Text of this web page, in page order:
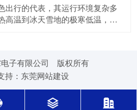
出行的代表，其运行环境复杂多
高温到冰天雪地的极寒低温，车
的电池、电机等部件工作时会散
电子有限公司 版权所有
持： 东莞网站建设